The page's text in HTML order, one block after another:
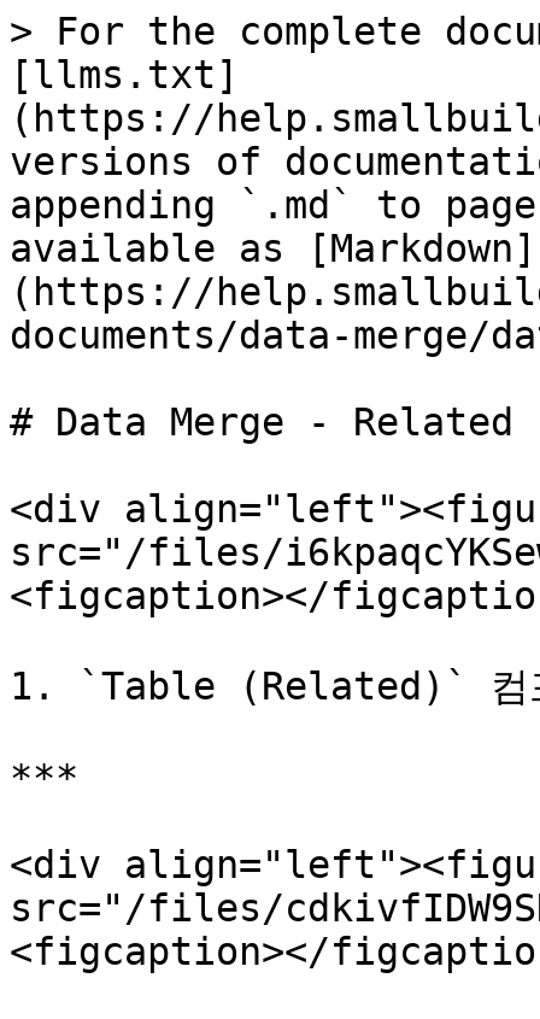
> For the complete
[llms.txt]
(https://
versions of
appending `.md` to
available as [Markdown]
(https://
documents/data-merge/
# Data Merge -
<div
src="/files/
<figcaption></
1. `Table (Related)` 컴
***
<div
src="/files/
<figcaption></